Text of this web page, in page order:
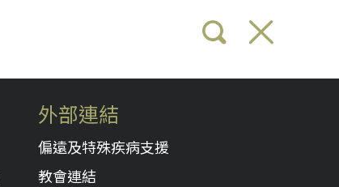
外部連結
偏遠及特殊疾病支援
教會連結